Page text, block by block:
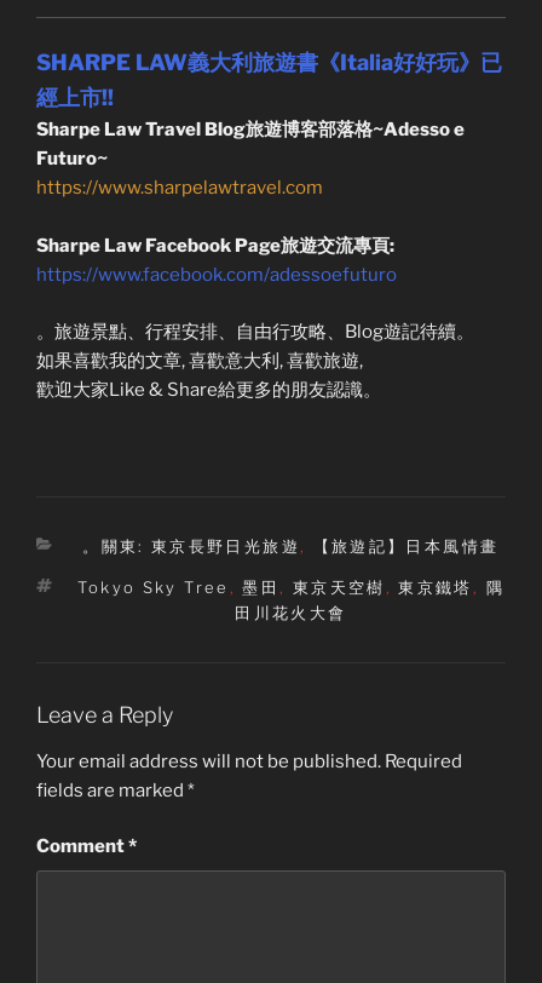
SHARPE LAW義大利旅遊書《Italia好好玩》已
經上市!!
Sharpe Law Travel Blog旅遊博客部落格~Adesso e
Futuro~
https://www.sharpelawtravel.com
Sharpe Law Facebook Page旅遊交流專頁:
https://www.facebook.com/adessoefuturo
。旅遊景點、行程安排、自由行攻略、Blog遊記待續。
如果喜歡我的文章, 喜歡意大利, 喜歡旅遊,
歡迎大家Like & Share給更多的朋友認識。
Categories
。關東: 東京長野日光旅遊 , 【旅遊記】日本風情畫
Tags
Tokyo Sky Tree ,墨田 , 東京天空樹 ,東京鐵塔 , 隅
田川花火大會
Leave a Reply
Your email address will not be published. Required
fields are marked *
Comment*